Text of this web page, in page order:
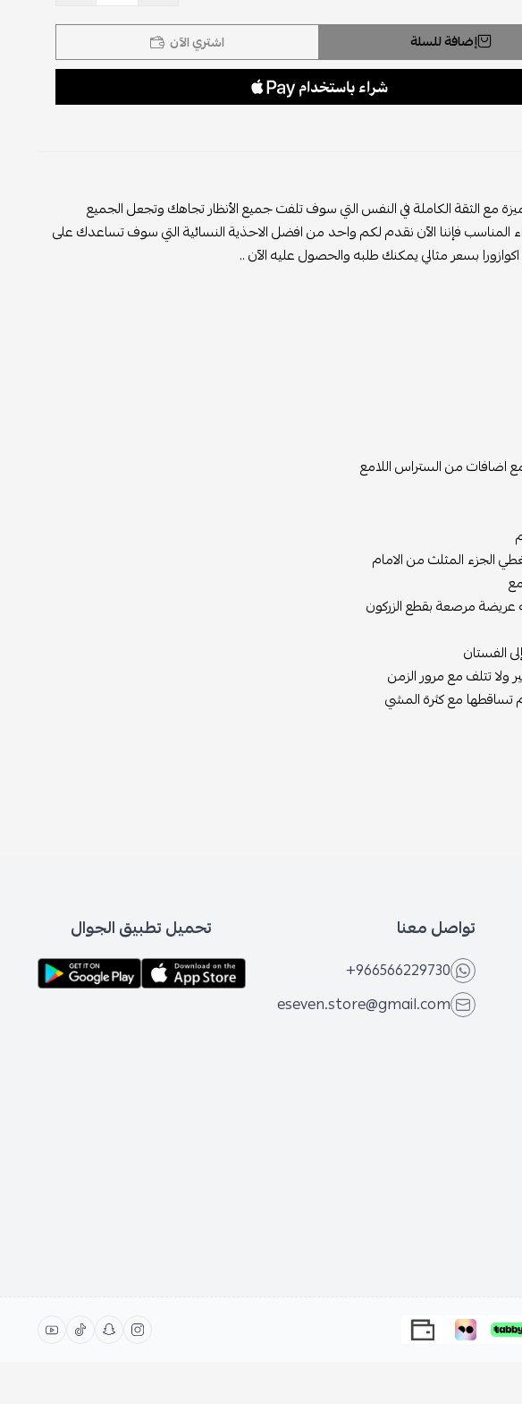
إضافة للسلة اشتري الآن
مع الثقة الكاملة في النفس التي سوف تلفت جميع الأنظار تجاهك وتجعل الجميع
المناسب فإننا الآن نقدم لكم واحد من افضل الاحذية النسائية التي سوف تساعدك على
بسعر مثالي يمكنك طلبه والحصول عليه الآن ..
اضافات من الستراس اللامع
الجزء المثلث من الامام
عريضة مرصعة بقطع الزركون
الفستان
ولا تتلف مع مرور الزمن
تساقطها مع كثرة المشي
تواصل معنا
+966566229730
eseven.store@gmail.com
تحميل تطبيق الجوال